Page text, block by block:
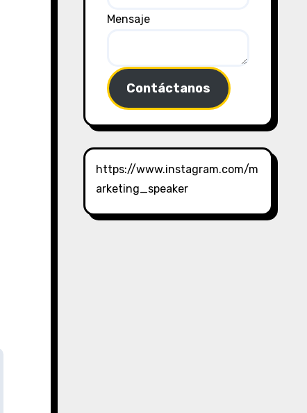
Mensaje
Contáctanos
https://www.instagram.com/m
arketing_speaker